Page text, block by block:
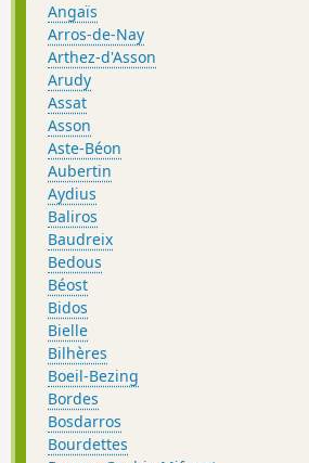
Angaïs
Arros-de-Nay
Arthez-d'Asson
Arudy
Assat
Asson
Aste-Béon
Aubertin
Aydius
Baliros
Baudreix
Bedous
Béost
Bidos
Bielle
Bilhères
Boeil-Bezing
Bordes
Bosdarros
Bourdettes